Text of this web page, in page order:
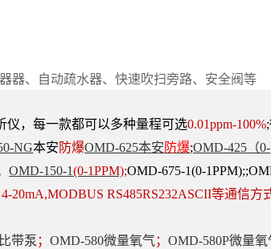
器、自动疏水器、快速吹扫旁路、安全阀等
仪，每一款都可以多种量程可选0.01ppm-100%
NG本安 防爆OMD-625本安 防爆;OMD-425（0-
OMD-150-1(0-1PPM);OMD-675-1(0-
20mA,MODBUS RS485RS232ASCII等通信方
带泵 ；OMD-580微量氧气 ；OMD-580P微量氧